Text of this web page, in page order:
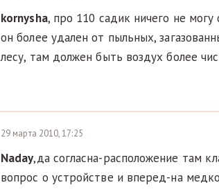
kornysha, про 110 садик ничего не
он более удален от пыльных,
лесу, там должен быть воздух более
29 марта 2010, 17:25
Naday,да согласна-расположение там
вопрос о устройстве и вперед-на